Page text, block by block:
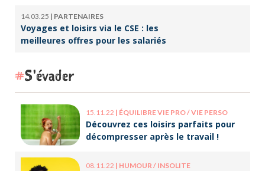
14.03.25 | PARTENAIRES
Voyages et loisirs via le CSE : les
meilleures offres pour les salariés
S'évader
15.11.22 | ÉQUILIBRE VIE PRO / VIE PERSO
Découvrez ces loisirs parfaits pour
décompresser après le travail !
08.11.22 | HUMOUR / INSOLITE